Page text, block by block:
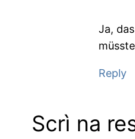
Ja,
Reply
Scrì na